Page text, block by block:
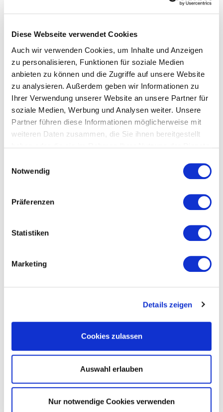
Diese Webseite verwendet Cookies
Auch wir verwenden Cookies, um Inhalte und Anzeigen
zu personalisieren, Funktionen für soziale Medien
anbieten zu können und die Zugriffe auf unsere Website
zu analysieren. Außerdem geben wir Informationen zu
Ihrer Verwendung unserer Website an unsere Partner für
soziale Medien, Werbung und Analysen weiter. Unsere
Partner führen diese Informationen möglicherweise mit
weiteren Daten zusammen, die Sie ihnen bereitgestellt
Notwendig
Präferenzen
Statistiken
Marketing
Details zeigen
Cookies zulassen
Auswahl erlauben
Nur notwendige Cookies verwenden
1x 1/4"x1/4" Steckverbinder
Fügen Sie eine Bewertung hinzu
-
Bewertung senden
ZURÜCK
PASSEND DAZU / ÄHNLICHE ARTIKEL